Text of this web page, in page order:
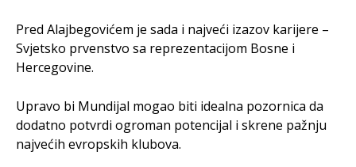
Pred Alajbegovićem je sada i najveći izazov karijere –
Svjetsko prvenstvo sa reprezentacijom Bosne i
Hercegovine.
Upravo bi Mundijal mogao biti idealna pozornica da
dodatno potvrdi ogroman potencijal i skrene pažnju
najvećih evropskih klubova.